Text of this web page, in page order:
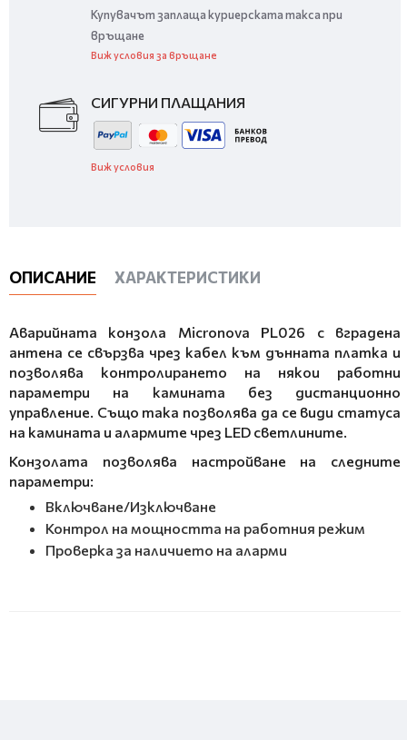
Купувачът заплаща куриерската такса при
връщане
Виж условия за връщане
СИГУРНИ ПЛАЩАНИЯ
Виж условия
ОПИСАНИЕ ХАРАКТЕРИСТИКИ
Аварийната конзола Micronova PL026 с вградена
антена се свързва чрез кабел към дънната платка и
позволява контролирането на някои работни
параметри на камината без дистанционно
управление. Също така позволява да се види статуса
на камината и алармите чрез LED светлините.
Конзолата позволява настройване на следните
параметри:
Включване/Изключване
Контрол на мощността на работния режим
Проверка за наличието на аларми